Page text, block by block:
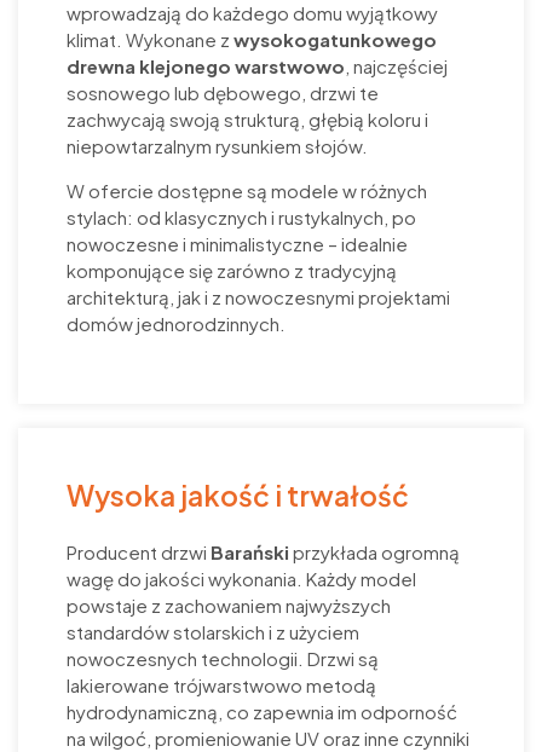
wprowadzają do każdego domu wyjątkowy
klimat. Wykonane z wysokogatunkowego
drewna klejonego warstwowo , najczęściej
sosnowego lub dębowego, drzwi te
zachwycają swoją strukturą, głębią koloru i
niepowtarzalnym rysunkiem słojów.
W ofercie dostępne są modele w różnych
stylach: od klasycznych i rustykalnych, po
nowoczesne i minimalistyczne – idealnie
komponujące się zarówno z tradycyjną
architekturą, jak i z nowoczesnymi projektami
domów jednorodzinnych.
Wysoka jakość i trwałość
Producent drzwi Barański przykłada ogromną
wagę do jakości wykonania. Każdy model
powstaje z zachowaniem najwyższych
standardów stolarskich i z użyciem
nowoczesnych technologii. Drzwi są
lakierowane trójwarstwowo metodą
hydrodynamiczną, co zapewnia im odporność
na wilgoć, promieniowanie UV oraz inne czynniki